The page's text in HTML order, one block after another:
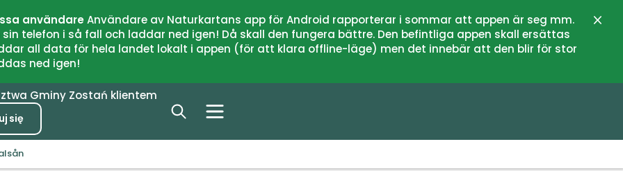
användareAnvändare av Naturkartans app för Android rapporterar i sommar att appen är seg mm.
telefon i så fall och laddar ned igen! Då skall den fungera bättre. Den befintliga appen skall ersättas
all data för hela landet lokalt i appen (för att klara offline-läge) men det innebär att den blir för stor
ned igen!
Gminy Zostań klientem
się